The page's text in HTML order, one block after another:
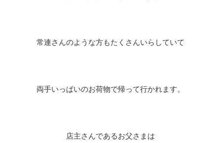
常連さんのような方もたくさんいらしていて
両手いっぱいのお荷物で帰って行かれます。
店主さんであるお父さまは